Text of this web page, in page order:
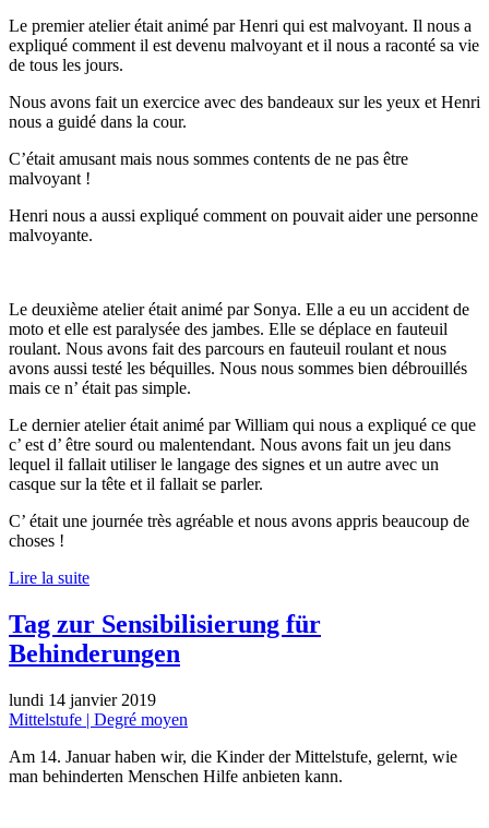
Le premier atelier était animé par Henri qui est malvoyant. Il nous a
expliqué comment il est devenu malvoyant et il nous a raconté sa vie
de tous les jours.
Nous avons fait un exercice avec des bandeaux sur les yeux et Henri
nous a guidé dans la cour.
C’était amusant mais nous sommes contents de ne pas être
malvoyant !
Henri nous a aussi expliqué comment on pouvait aider une personne
malvoyante.
Le deuxième atelier était animé par Sonya. Elle a eu un accident de
moto et elle est paralysée des jambes. Elle se déplace en fauteuil
roulant. Nous avons fait des parcours en fauteuil roulant et nous
avons aussi testé les béquilles. Nous nous sommes bien débrouillés
mais ce n’ était pas simple.
Le dernier atelier était animé par William qui nous a expliqué ce que
c’ est d’ être sourd ou malentendant. Nous avons fait un jeu dans
lequel il fallait utiliser le langage des signes et un autre avec un
casque sur la tête et il fallait se parler.
C’ était une journée très agréable et nous avons appris beaucoup de
choses !
Lire la suite
Tag zur Sensibilisierung für
Behinderungen
lundi 14 janvier 2019
Mittelstufe | Degré moyen
Am 14. Januar haben wir, die Kinder der Mittelstufe, gelernt, wie
man behinderten Menschen Hilfe anbieten kann.